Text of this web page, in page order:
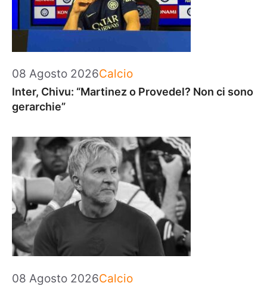
08 Agosto 2026Categorie
Calcio
Inter, Chivu: “Martinez o Provedel? Non ci sono
gerarchie”
08 Agosto 2026Categorie
Calcio